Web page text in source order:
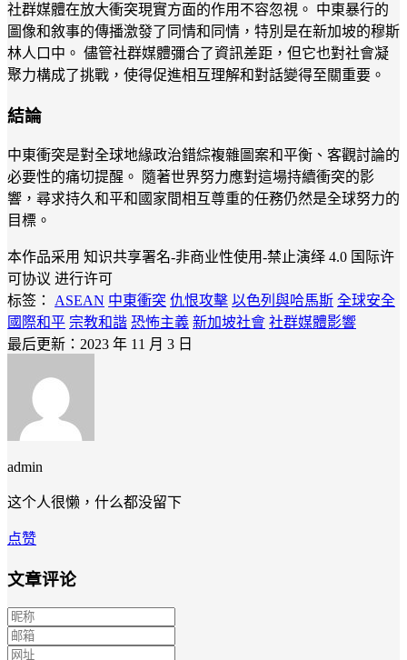
社群媒體在放大衝突現實方面的作用不容忽視。 中東暴行的
圖像和敘事的傳播激發了同情和同情，特別是在新加坡的穆斯
林人口中。 儘管社群媒體彌合了資訊差距，但它也對社會凝
聚力構成了挑戰，使得促進相互理解和對話變得至關重要。
結論
中東衝突是對全球地緣政治錯綜複雜圖案和平衡、客觀討論的
必要性的痛切提醒。 隨著世界努力應對這場持續衝突的影
響，尋求持久和平和國家間相互尊重的任務仍然是全球努力的
目標。
本作品采用 知识共享署名-非商业性使用-禁止演绎 4.0 国际许
可协议 进行许可
标签：
ASEAN 中東衝突 仇恨攻擊 以色列與哈馬斯 全球安全
國際和平 宗教和諧 恐怖主義 新加坡社會 社群媒體影響
最后更新：2023 年 11 月 3 日
admin
这个人很懒，什么都没留下
点赞
文章评论